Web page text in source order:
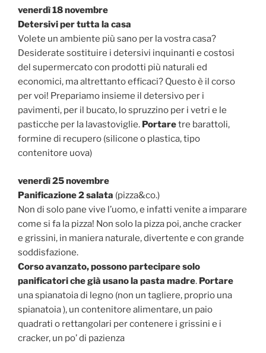
venerdì 18 novembre
Detersivi per tutta la casa
Volete un ambiente più sano per la vostra casa?
Desiderate sostituire i detersivi inquinanti e costosi
del supermercato con prodotti più naturali ed
economici, ma altrettanto efficaci? Questo è il corso
per voi! Prepariamo insieme il detersivo per i
pavimenti, per il bucato, lo spruzzino per i vetri e le
pasticche per la lavastoviglie. Portaretre barattoli,
formine di recupero (silicone o plastica, tipo
contenitore uova)
venerdì 25 novembre
Panificazione 2 salata (pizza&co.)
Non di solo pane vive l’uomo, e infatti venite a imparare
come si fa la pizza! Non solo la pizza poi, anche cracker
e grissini, in maniera naturale, divertente e con grande
soddisfazione.
Corso avanzato, possono partecipare solo
panificatori che già usano la pasta madre. Portare
una spianatoia di legno (non un tagliere, proprio una
spianatoia ), un contenitore alimentare, un paio
quadrati o rettangolari per contenere i grissini e i
cracker, un po’ di pazienza